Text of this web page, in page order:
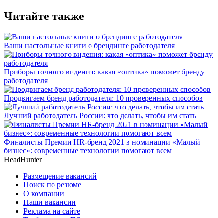
Читайте также
Ваши настольные книги о брендинге работодателя
Приборы точного видения: какая «оптика» поможет бренду
работодателя
Продвигаем бренд работодателя: 10 проверенных способов
Лучший работодатель России: что делать, чтобы им стать
Финалисты Премии HR-бренд 2021 в номинации «Малый
бизнес»: современные технологии помогают всем
HeadHunter
Размещение вакансий
Поиск по резюме
О компании
Наши вакансии
Реклама на сайте